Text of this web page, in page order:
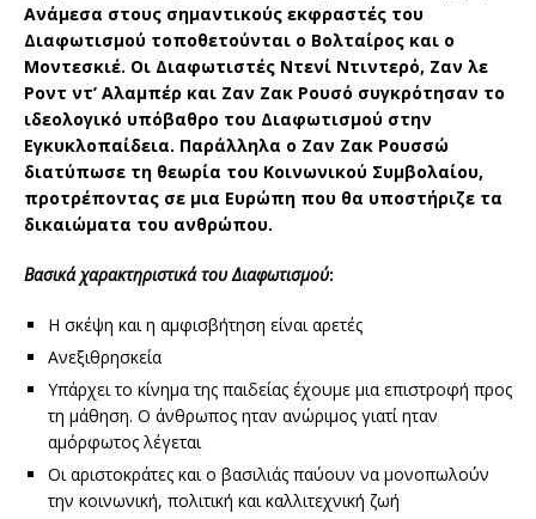
Ανάμεσα στους σημαντικούς εκφραστές του
Διαφωτισμού τοποθετούνται ο Βολταίρος και ο
Μοντεσκιέ. Οι Διαφωτιστές Ντενί Ντιντερό, Ζαν λε
Ροντ ντ’ Αλαμπέρ και Ζαν Ζακ Ρουσό συγκρότησαν το
ιδεολογικό υπόβαθρο του Διαφωτισμού στην
Εγκυκλοπαίδεια. Παράλληλα ο Ζαν Ζακ Ρουσσώ
διατύπωσε τη θεωρία του Κοινωνικού Συμβολαίου,
προτρέποντας σε μια Ευρώπη που θα υποστήριζε τα
δικαιώματα του ανθρώπου.
Βασικά χαρακτηριστικά του Διαφωτισμού:
Η σκέψη και η αμφισβήτηση είναι αρετές
Ανεξιθρησκεία
Υπάρχει το κίνημα της παιδείας έχουμε μια επιστροφή προς
τη μάθηση. Ο άνθρωπος ηταν ανώριμος γιατί ηταν
αμόρφωτος λέγεται
Οι αριστοκράτες και ο βασιλιάς παύουν να μονοπωλούν
την κοινωνική, πολιτική και καλλιτεχνική ζωή